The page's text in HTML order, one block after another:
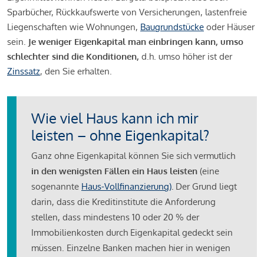
Sparbücher, Rückkaufswerte von Versicherungen, lastenfreie
Liegenschaften wie Wohnungen, Baugrundstücke oder Häuser
sein. Je weniger Eigenkapital man einbringen kann, umso
schlechter sind die Konditionen, d.h. umso höher ist der
Zinssatz, den Sie erhalten.
Wie viel Haus kann ich mir
leisten – ohne Eigenkapital?
Ganz ohne Eigenkapital können Sie sich vermutlich
in den wenigsten Fällen ein Haus leisten (eine
sogenannte Haus-Vollfinanzierung). Der Grund liegt
darin, dass die Kreditinstitute die Anforderung
stellen, dass mindestens 10 oder 20 % der
Immobilienkosten durch Eigenkapital gedeckt sein
müssen. Einzelne Banken machen hier in wenigen